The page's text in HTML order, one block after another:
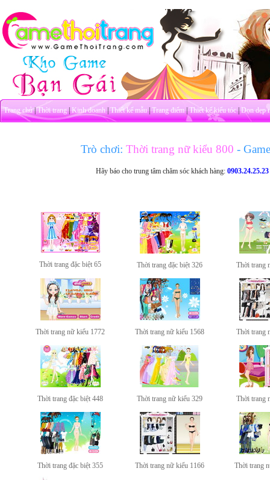
Trang chủ|Thời trang|Kinh doanh|Thiết kế mẫu|Trang điểm|Thiết kế kiểu tóc|Dọn dẹp
Trò chơi: Thời trang nữ kiểu 800 -
Hãy báo cho trung tâm chăm sóc khách hàng:0903.24.25.23
Thời trang đặc biệt 65 Thời trang đặc biệt 326 Thời trang
Thời trang nữ kiểu 1772 Thời trang nữ kiểu 1568 Thời trang
Thời trang đặc biệt 448 Thời trang nữ kiểu 329 Thời trang
Thời trang đặc biệt 355 Thời trang nữ kiểu 1166 Thời trang